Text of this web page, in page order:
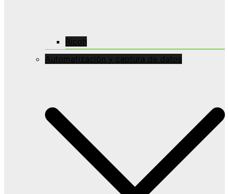
Ricoh
Automatización y captura de datos